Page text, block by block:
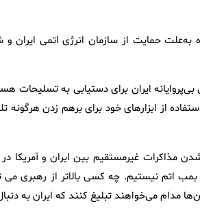
بی‌پروایانه ایران برای دستیابی به
از ابزارهای خود برای برهم زدن هرگونه
مذاکرات غیرمستقیم بین ایران و آمریکا
بمب اتم نیستیم. چه کسی بالاتر از رهبری
مدام می‌خواهند تبلیغ کنند که ایران به